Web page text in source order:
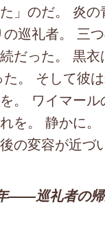
」のだ。 炎
巡礼者。 三
だった。 黒
。 そして彼は
。 ワイマー
を。 静かに。
の変容が近づ
巡礼者の帰